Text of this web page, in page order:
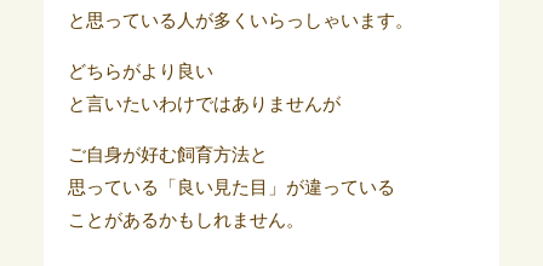
と思っている人が多くいらっしゃいます。
どちらがより良い
と言いたいわけではありませんが
ご自身が好む飼育方法と
思っている「良い見た目」が違っている
ことがあるかもしれません。